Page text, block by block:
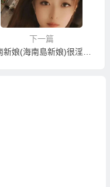
下一篇